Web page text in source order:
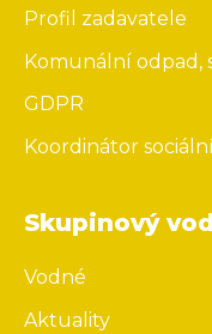
Profil zadavatele
Komunální odpad,
GDPR
Koordinátor
Skupinový
Vodné
Aktuality